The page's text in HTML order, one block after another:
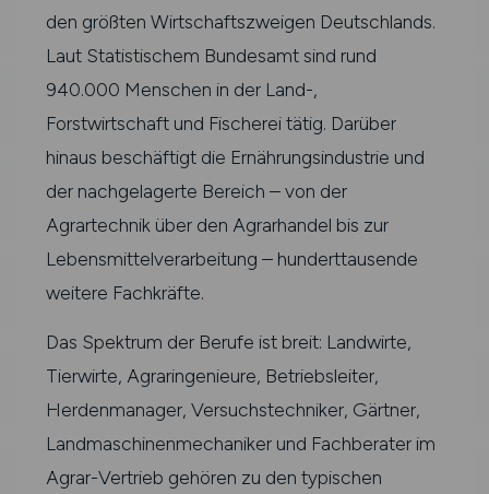
den größten Wirtschaftszweigen Deutschlands.
Laut Statistischem Bundesamt sind rund
940.000 Menschen in der Land-,
Forstwirtschaft und Fischerei tätig. Darüber
hinaus beschäftigt die Ernährungsindustrie und
der nachgelagerte Bereich – von der
Agrartechnik über den Agrarhandel bis zur
Lebensmittelverarbeitung – hunderttausende
weitere Fachkräfte.
Das Spektrum der Berufe ist breit: Landwirte,
Tierwirte, Agraringenieure, Betriebsleiter,
Herdenmanager, Versuchstechniker, Gärtner,
Landmaschinenmechaniker und Fachberater im
Agrar-Vertrieb gehören zu den typischen